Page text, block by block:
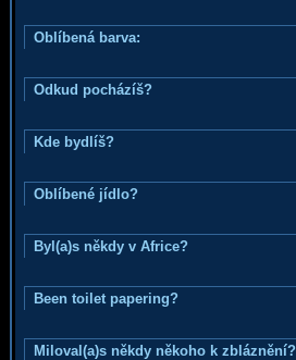
Oblíbená barva:
Odkud pocházíš?
Kde bydlíš?
Oblíbené jídlo?
Byl(a)s někdy v Africe?
Been toilet papering?
Miloval(a)s někdy někoho k zbláznění?